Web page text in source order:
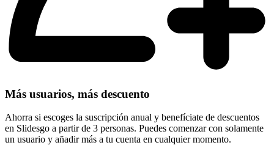
Más usuarios, más descuento
Ahorra si escoges la suscripción anual y benefíciate de descuentos
en Slidesgo a partir de 3 personas. Puedes comenzar con solamente
un usuario y añadir más a tu cuenta en cualquier momento.